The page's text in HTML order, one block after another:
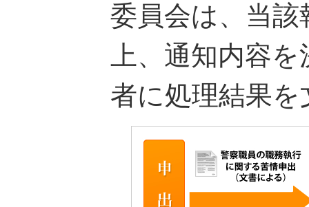
委員会は、当
上、通知内容
者に処理結果